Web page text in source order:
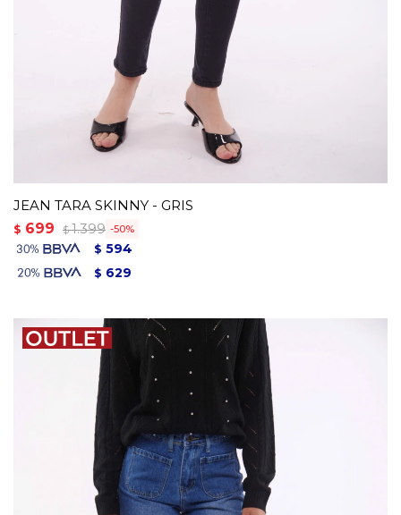
JEAN TARA SKINNY - GRIS
$ 699 $ 1.399 50
$ 594
$ 629